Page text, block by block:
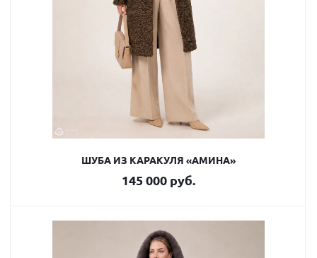
ШУБА ИЗ КАРАКУЛЯ «АМИНА»
145 000 руб.